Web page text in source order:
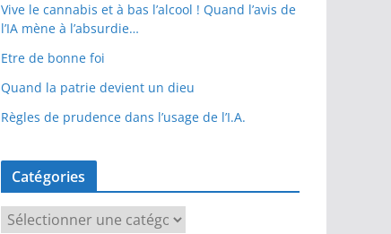
Vive le cannabis et à bas l’alcool ! Quand l’avis de
l’IA mène à l’absurdie…
Etre de bonne foi
Quand la patrie devient un dieu
Règles de prudence dans l’usage de l’I.A.
Catégories